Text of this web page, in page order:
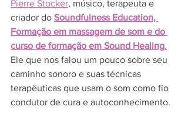
Pierre Stocker, músico, terapeuta e
criador do Soundfulness Education,
Formação em massagem de som e do
curso de formação em Sound Healing.
Ele que nos falou um pouco sobre seu
caminho sonoro e suas técnicas
terapêuticas que usam o som como fio
condutor de cura e autoconhecimento.